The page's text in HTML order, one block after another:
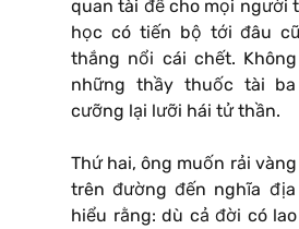
quan tài để cho mọi người
học có tiến bộ tới đâu
thắng nổi cái chết.
những thầy thuốc tài
cưỡng lại lưỡi hái tử thần.
Thứ hai, ông muốn rải
trên đường đến nghĩa
hiểu rằng: dù cả đời có